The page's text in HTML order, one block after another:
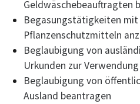
Geldwäschebeauftragten
Begasungstätigkeiten
Pflanzenschutzmitteln
Beglaubigung von
Urkunden zur
Beglaubigung von
Ausland beantragen